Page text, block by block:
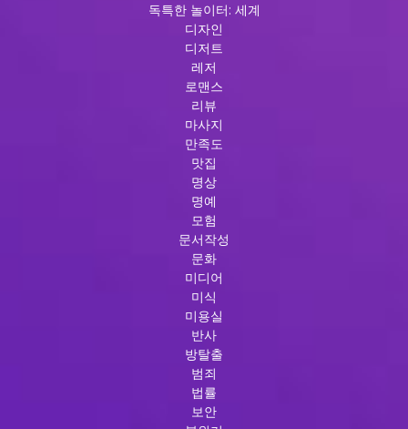
독특한 놀이터: 세계
디자인
디저트
레저
로맨스
리뷰
마사지
만족도
맛집
명상
명예
모험
문서작성
문화
미디어
미식
미용실
반사
방탈출
범죄
법률
보안